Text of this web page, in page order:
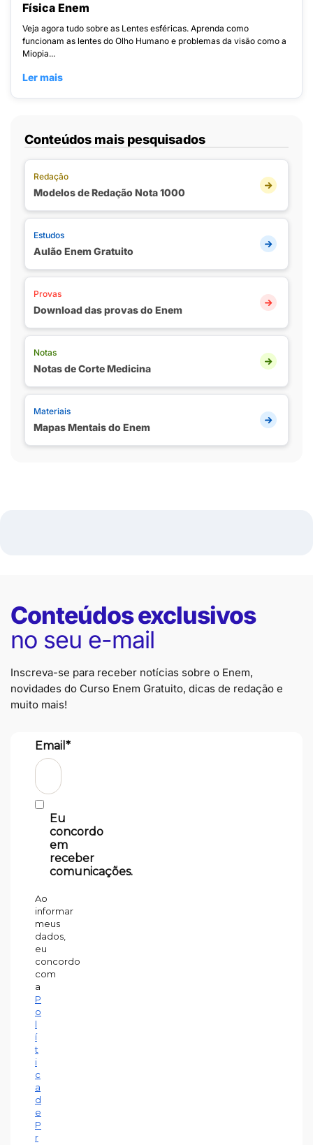
Física Enem
Veja agora tudo sobre as Lentes esféricas. Aprenda como
funcionam as lentes do Olho Humano e problemas da visão como a
Miopia...
Ler mais
Conteúdos mais pesquisados
Redação
Modelos de Redação Nota 1000
Estudos
Aulão Enem Gratuito
Provas
Download das provas do Enem
Notas
Notas de Corte Medicina
Materiais
Mapas Mentais do Enem
Conteúdos exclusivos
no seu e-mail
Inscreva-se para receber notícias sobre o Enem,
novidades do Curso Enem Gratuito, dicas de redação e
muito mais!
Email*
Eu
concordo
em
receber
comunicações.
Ao
informar
meus
dados,
eu
concordo
com
a
P
o
l
í
t
i
c
a
d
e
P
r